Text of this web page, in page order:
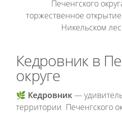
Печенгского
торжественное
Никельском
Кедровник в
округе
🌿 Кедровник—
территории Печенгского